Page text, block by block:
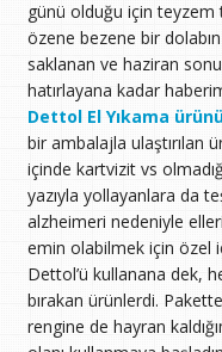
günü olduğu için teyzem
özene bezene bir
saklanan ve haziran
hatırlayana kadar
Dettol El Yıkama
bir ambalajla ulaştırılan
içinde kartvizit vs
yazıyla yollayanlara da
alzheimeri nedeniyle
emin olabilmek için özel
Dettol’ü kullanana dek,
bırakan ürünlerdi.
rengine de hayran